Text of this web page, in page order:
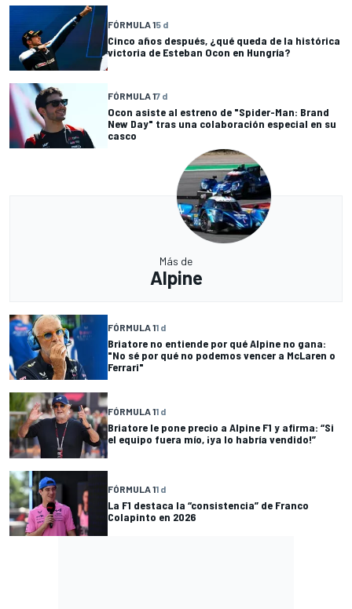
FÓRMULA 15 d
Cinco años después, ¿qué queda de la histórica
victoria de Esteban Ocon en Hungría?
FÓRMULA 17 d
Ocon asiste al estreno de "Spider-Man: Brand
New Day" tras una colaboración especial en su
casco
Más de
Alpine
FÓRMULA 11 d
Briatore no entiende por qué Alpine no gana:
"No sé por qué no podemos vencer a McLaren o
Ferrari"
FÓRMULA 11 d
Briatore le pone precio a Alpine F1 y afirma: “Si
el equipo fuera mío, ¡ya lo habría vendido!”
FÓRMULA 11 d
La F1 destaca la “consistencia” de Franco
Colapinto en 2026